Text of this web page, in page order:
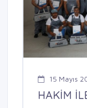
15 Mayıs
HAKİM